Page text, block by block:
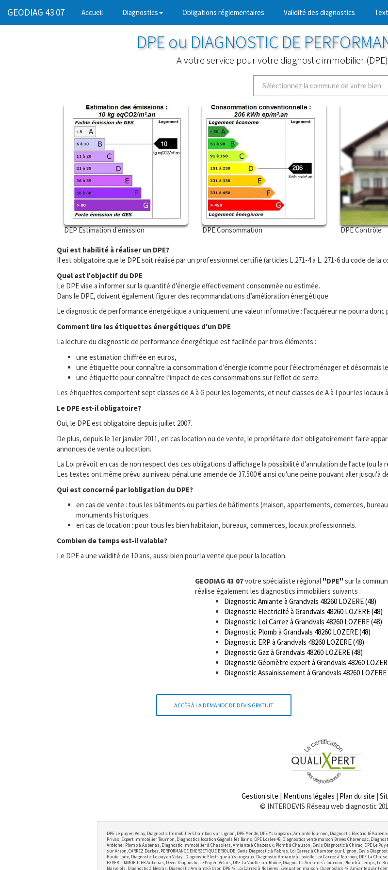
GEODIAG 43 07 Accueil (current)Diagnostics Obligations réglementaires Validité des diagnostics
DPE ou DIAGNOSTIC DE
A votre service pour votre diagnostic immobilier
Sélectionnez la commune de votre bien
DEP Estimation d'émission DPE Consommation DPE Contrôle
Qui est habilité à réaliser un DPE?
Il est obligatoire que le DPE soit réalisé par un professionnel certifié (articles L.271-4 à L. 271-6 du code de la
Quel est l'objectif du DPE
Le DPE vise a informer sur la quantité d’énergie effectivement consommée ou estimée.
Dans le DPE, doivent également figurer des recommandations d’amélioration énergétique.
Le diagnostic de performance énergétique a uniquement une valeur informative : l’acquéreur ne pourra donc
Comment lire les étiquettes énergétiques d'un DPE
La lecture du diagnostic de performance énergétique est facilitée par trois éléments :
une estimation chiffrée en euros,
une étiquette pour connaître la consommation d’énergie (comme pour l’électroménager et désormais
une étiquette pour connaître l’impact de ces consommations sur l’effet de serre.
Les étiquettes comportent sept classes de A à G pour les logements, et neuf classes de A à I pour les locaux
Le DPE est-il obligatoire?
Oui, le DPE est obligatoire depuis juillet 2007.
De plus, depuis le 1er janvier 2011, en cas location ou de vente, le propriétaire doit obligatoirement faire
annonces de vente ou location..
La Loi prévoit en cas de non respect des ces obligations d'affichage la possibilité d'annulation de l'acte (ou la
Les textes ont même prévu au niveau pénal une amende de 37.500 € ainsi qu'une peine pouvant aller jusqu'à
Qui est concerné par lobligation du DPE?
en cas de vente : tous les bâtiments ou parties de bâtiments (maison, appartements, comerces,
monuments historiques.
en cas de location : pour tous les bien habitaion, bureaux, commerces, locaux professionnels.
Combien de temps est-il valable?
Le DPE a une validité de 10 ans, aussi bien pour la vente que pour la location.
GEODIAG 43 07votre spécialiste régional "DPE" sur la
réalise également les diagnostics immobiliers suivants :
Diagnostic Amiante à Grandvals 48260 LOZERE (48)
Diagnostic Electricité à Grandvals 48260 LOZERE (48)
Diagnostic Loi Carrez à Grandvals 48260 LOZERE (48)
Diagnostic Plomb à Grandvals 48260 LOZERE (48)
Diagnostic ERP à Grandvals 48260 LOZERE (48)
Diagnostic Gaz à Grandvals 48260 LOZERE (48)
Diagnostic Géomètre expert à Grandvals 48260
Diagnostic Assainissement à Grandvals 48260 LOZERE
ACCÈS À LA DEMANDE DE DEVIS GRATUIT
Gestion site | Mentions légales | Plan du site |
© INTERDEVIS Réseau web diagnostic
DPE Le puy en Velay, Diagnostic Immobilier Chambon sur Lignon, DPE Mende, DPE Yssingeaux, Amiante Tournon, Diagnostic Electricité
Privas, Expert Immobilier Tournon, Diagnostics location Gagnols les Bains, DPE Lozère 48, Diagnostics vente maison Brives Charensac,
Ardèche : Plomb à Aubenas, Diagnostic Immobilier à Chassiers, Amiante à Chazeaux, Plomb à Chauzon, Devis Diagnostic à Chirac, DPE Le
sur Arzon, CARREZ Darbes, PERFORMANCE ENERGETIQUE BRIOUDE, Devis Diagnostic à Fabras, Loi Carrez à Chambon sur Lignon, Devis
Haute Loire, Diagnostic Le puy en Velay,, Diagnostic Electrique à Yssingeaux, Diagnostic Amiante à Laviolle, Loi Carrez à Tournon, DPE La
EXPERT IMMOBILIER Aubenas, Devis Diagnostic Le Puy en Velais, DPE La Voulte sur Rhône, Diagnostic Amiante à Tournon, Plomb à Lemps, Le
Marvejols, Diagnostic à Meyras, Diagnostic Amiante à Ozon DPE 43, Loi Carrez à Nozières, Evaluation maison, Diagnostics 43, Amiante avant